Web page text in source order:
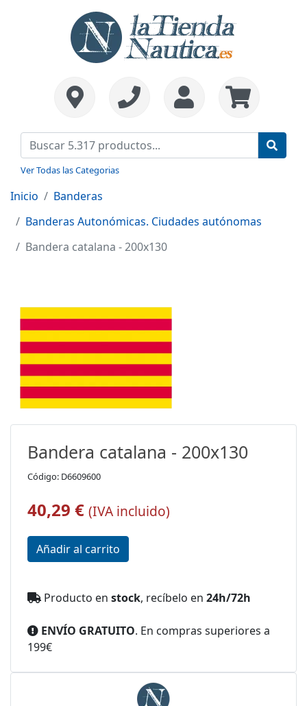
Ver Todas las Categorias
Inicio
Banderas
Banderas Autonómicas. Ciudades autónomas
Bandera catalana - 200x130
Bandera catalana - 200x130
Código: D6609600
40,29 € (IVA incluido)
Producto en stock, recíbelo en 24h/72h
ENVÍO GRATUITO. En compras superiores a
199€